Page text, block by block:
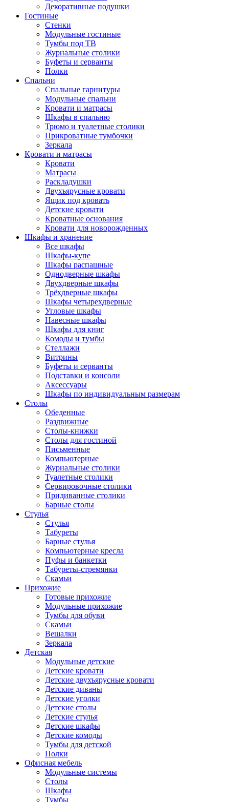
Декоративные подушки
Гостиные
Стенки
Модульные гостиные
Тумбы под ТВ
Журнальные столики
Буфеты и серванты
Полки
Спальни
Спальные гарнитуры
Модульные спальни
Кровати и матрасы
Шкафы в спальню
Трюмо и туалетные столики
Прикроватные тумбочки
Зеркала
Кровати и матрасы
Кровати
Матрасы
Раскладушки
Двухъярусные кровати
Ящик под кровать
Детские кровати
Кроватные основания
Кровати для новорожденных
Шкафы и хранение
Все шкафы
Шкафы-купе
Шкафы распашные
Однодверные шкафы
Двухдверные шкафы
Трёхдверные шкафы
Шкафы четырехдверные
Угловые шкафы
Навесные шкафы
Шкафы для книг
Комоды и тумбы
Стеллажи
Витрины
Буфеты и серванты
Подставки и консоли
Аксессуары
Шкафы по индивидуальным размерам
Столы
Обеденные
Раздвижные
Столы-книжки
Столы для гостиной
Письменные
Компьютерные
Журнальные столики
Туалетные столики
Сервировочные столики
Придиванные столики
Барные столы
Стулья
Стулья
Табуреты
Барные стулья
Компьютерные кресла
Пуфы и банкетки
Табуреты-стремянки
Скамьи
Прихожие
Готовые прихожие
Модульные прихожие
Тумбы для обуви
Скамьи
Вешалки
Зеркала
Детская
Модульные детские
Детские кровати
Детские двухъярусные кровати
Детские диваны
Детские уголки
Детские столы
Детские стулья
Детские шкафы
Детские комоды
Тумбы для детской
Полки
Офисная мебель
Модульные системы
Столы
Шкафы
Тумбы